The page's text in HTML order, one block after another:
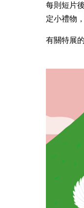
每則短片
定小禮物
有關特展